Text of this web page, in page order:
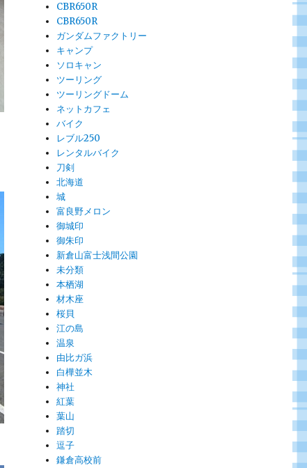
CBR650R
CBR650R
ガンダムファクトリー
キャンプ
ソロキャン
ツーリング
ツーリングドーム
ネットカフェ
バイク
レブル250
レンタルバイク
刀剣
北海道
城
富良野メロン
御城印
御朱印
新倉山富士浅間公園
未分類
本栖湖
材木座
桜貝
江の島
温泉
由比ガ浜
白樺並木
神社
紅葉
葉山
踏切
逗子
鎌倉高校前